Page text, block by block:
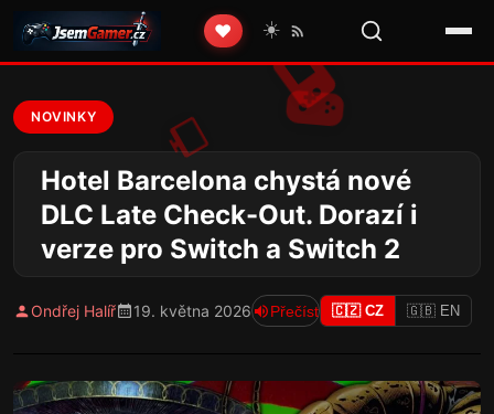
❤️ ☀️
NOVINKY
Hotel Barcelona chystá nové
DLC Late Check-Out. Dorazí i
verze pro Switch a Switch 2
Ondřej Halíř 19. května 2026 Přečíst 🇨🇿 CZ 🇬🇧 EN